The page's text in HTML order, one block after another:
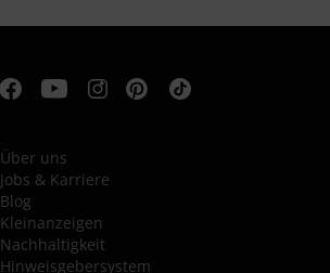
Über uns
Jobs & Karriere
Blog
Kleinanzeigen
Nachhaltigkeit
Hinweisgebersystem